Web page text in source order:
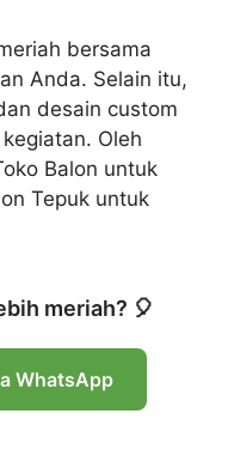
bersama
Anda. Selain itu,
desain custom
Oleh
Balon untuk
Tepuk untuk
meriah? 🎈
WhatsApp